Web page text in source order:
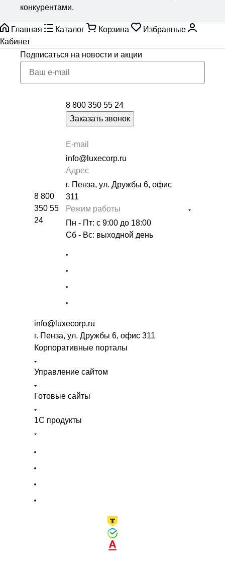
конкурентами.
Главная Каталог Корзина
Избранные
Кабинет
Подписаться на новости и акции
8 800
350 55
24
8 800 350 55 24
Заказать звонок
E-mail
info@luxecorp.ru
Адрес
г. Пенза, ул. Дружбы 6, офис
311
Режим работы
Пн - Пт: с 9:00 до 18:00
Сб - Вс: выходной день
info@luxecorp.ru
г. Пенза, ул. Дружбы 6, офис 311
Корпоративные порталы
Управление сайтом
Готовые сайты
1С продукты